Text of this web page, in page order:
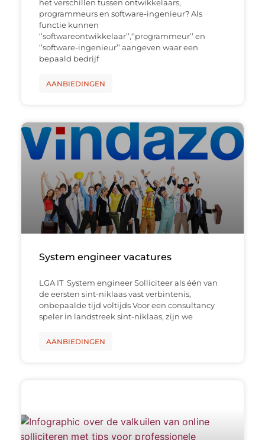
het verschillen tussen ontwikkelaars,
programmeurs en software-ingenieur? Als
functie kunnen
‘’softwareontwikkelaar’’,‘’programmeur’’ en
‘’software-ingenieur’’ aangeven waar een
bepaald bedrijf
AANBIEDINGEN
System engineer vacatures
LGA IT System engineer Solliciteer als één van
de eersten sint-niklaas vast verbintenis,
onbepaalde tijd voltijds Voor een consultancy
speler in landstreek sint-niklaas, zijn we
AANBIEDINGEN